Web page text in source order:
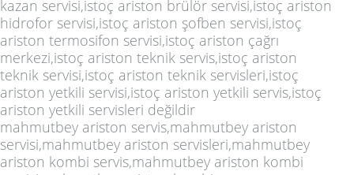
kazan servisi,istoç ariston brülör servisi,istoç ariston
hidrofor servisi,istoç ariston şofben servisi,istoç
ariston termosifon servisi,istoç ariston çağrı
merkezi,istoç ariston teknik servis,istoç ariston
teknik servisi,istoç ariston teknik servisleri,istoç
ariston yetkili servisi,istoç ariston yetkili servis,istoç
ariston yetkili servisleri değildir
mahmutbey ariston servis,mahmutbey ariston
servisi,mahmutbey ariston servisleri,mahmutbey
ariston kombi servis,mahmutbey ariston kombi